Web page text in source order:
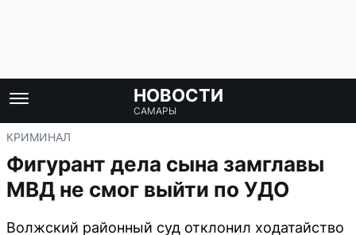
НОВОСТИ
САМАРЫ
КРИМИНАЛ
Фигурант дела сына замглавы
МВД не смог выйти по УДО
Волжский районный суд отклонил ходатайство